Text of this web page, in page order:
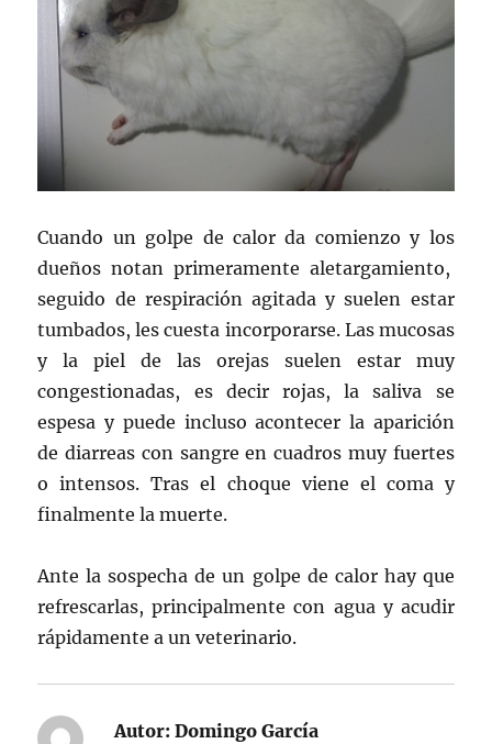
Cuando un golpe de calor da comienzo y los
dueños notan primeramente aletargamiento,
seguido de respiración agitada y suelen estar
tumbados, les cuesta incorporarse. Las mucosas
y la piel de las orejas suelen estar muy
congestionadas, es decir rojas, la saliva se
espesa y puede incluso acontecer la aparición
de diarreas con sangre en cuadros muy fuertes
o intensos. Tras el choque viene el coma y
finalmente la muerte.
Ante la sospecha de un golpe de calor hay que
refrescarlas, principalmente con agua y acudir
rápidamente a un veterinario.
Autor: Domingo García